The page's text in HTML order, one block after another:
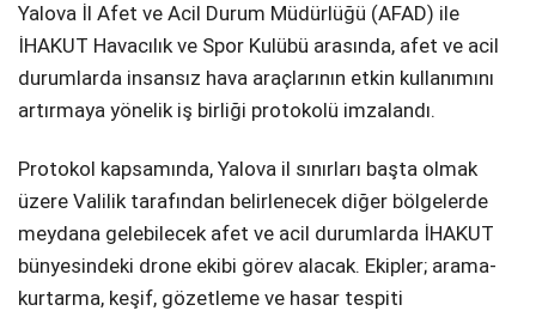
Hattı
Facebook
SPOR
Yalova İl Afet ve Acil Durum Müdürlüğü (AFAD) ile
İHAKUT Havacılık ve Spor Kulübü arasında, afet ve acil
durumlarda insansız hava araçlarının etkin kullanımını
artırmaya yönelik iş birliği protokolü imzalandı.
Protokol kapsamında, Yalova il sınırları başta olmak
üzere Valilik tarafından belirlenecek diğer bölgelerde
meydana gelebilecek afet ve acil durumlarda İHAKUT
bünyesindeki drone ekibi görev alacak. Ekipler; arama-
kurtarma, keşif, gözetleme ve hasar tespiti